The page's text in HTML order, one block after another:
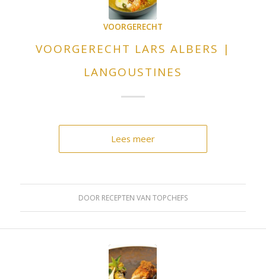
VOORGERECHT
VOORGERECHT LARS ALBERS |
LANGOUSTINES
Lees meer
DOOR RECEPTEN VAN TOPCHEFS